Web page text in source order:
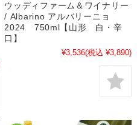
ウッディファーム＆ワイナリー
/ Albarino アルバリーニョ
2024 750ml【山形 白・辛
口】
¥3,536(税込 ¥3,890)